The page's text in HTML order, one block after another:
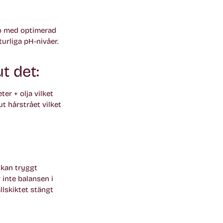
med optimerad
pH-nivåer.
det:
+ olja vilket
hårstrået vilket
tryggt
balansen i
stängt